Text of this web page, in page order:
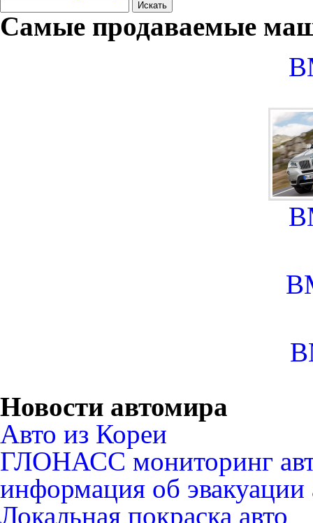
Самые продаваемые
Новости автомира
Авто из Кореи
ГЛОНАСС мониторинг
информация об эвакуации
Локальная покраска авто